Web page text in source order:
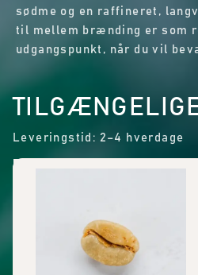
sødme og en raffineret,
til mellem brænding er som
udgangspunkt, når du vil
Leveringstid: 2–4 hverdage